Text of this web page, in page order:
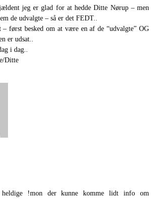
jeg er glad for at hedde Ditte Nørup – men
de udvalgte – så er det FEDT..
først besked om at være en af de “udvalgte” OG
er udsat..
i dag..
Ditte
!mon der kunne komme lidt info om